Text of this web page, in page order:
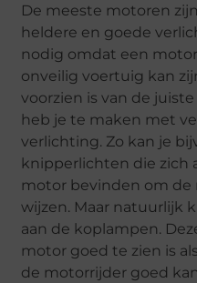
De meeste motoren
heldere en goede
nodig omdat een
onveilig voertuig kan
voorzien is van de
heb je te maken met
verlichting. Zo kan je
knipperlichten die zich
motor bevinden om de
wijzen. Maar natuurlijk
aan de koplampen.
motor goed te zien is
de motorrijder goed